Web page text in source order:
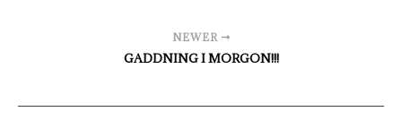
NEWER
GADDNING I MORGON!!!